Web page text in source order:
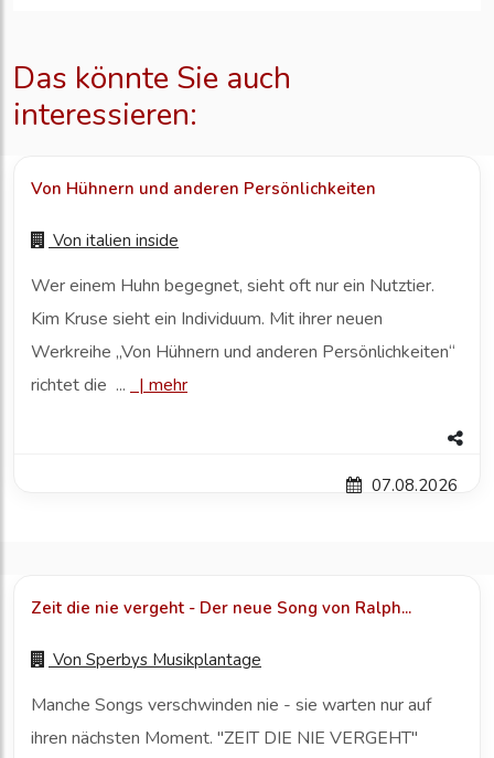
Das könnte Sie auch
interessieren:
Von Hühnern und anderen Persönlichkeiten
Von italien inside
Wer einem Huhn begegnet, sieht oft nur ein Nutztier.
Kim Kruse sieht ein Individuum. Mit ihrer neuen
Werkreihe „Von Hühnern und anderen Persönlichkeiten“
richtet die ...
| mehr
07.08.2026
Zeit die nie vergeht - Der neue Song von Ralph...
Von Sperbys Musikplantage
Manche Songs verschwinden nie - sie warten nur auf
ihren nächsten Moment. "ZEIT DIE NIE VERGEHT"